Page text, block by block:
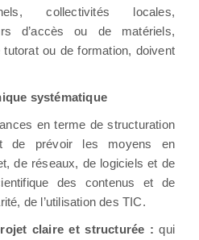
collectivités locales,
d’accès ou de matériels,
ou de formation, doivent
systématique
en terme de structuration
de prévoir les moyens en
de réseaux, de logiciels et de
des contenus et de
de l’utilisation des TIC.
claire et structurée : qui